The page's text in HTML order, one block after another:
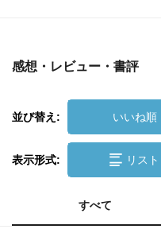
感想・レビュー・書評
並び替え: いいね順
表示形式: リスト
すべて